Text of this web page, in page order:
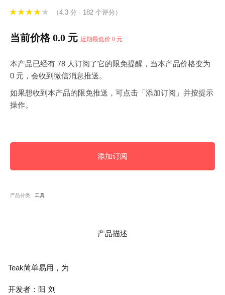
（4.3 分 · 182 个评分）
当前价格 0.0 元 近期最低价 0 元
本产品已经有 78 人订阅了它的限免提醒，当本产品价格变为
0 元，会收到微信消息推送。
如果想收到本产品的限免推送，可点击「添加订阅」并按提示
操作。
添加订阅
产品分类: 工具
产品描述
Teak简单易用，为
开发者：阳 刘